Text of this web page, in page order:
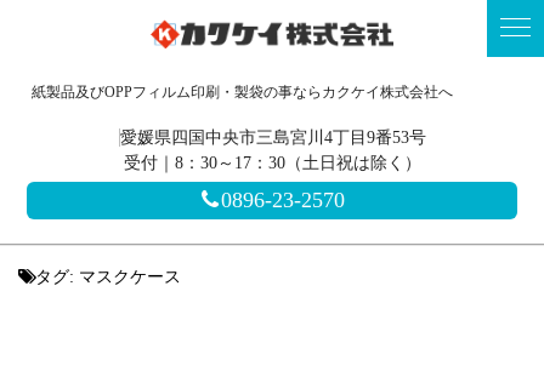
紙製品及びOPPフィルム印刷・製袋の事ならカクケイ株式会社へ
愛媛県四国中央市三島宮川4丁目9番53号
受付｜8：30～17：30（土日祝は除く）
0896-23-2570
タグ: マスクケース